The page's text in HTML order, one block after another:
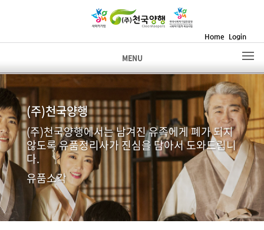
Home Login
MENU
(주)천국양행
(주)천국양행에서는 남겨진 유족에게 폐가 되지
않도록 유품정리사가 진심을 담아서 도와드립니
다.
유품소각